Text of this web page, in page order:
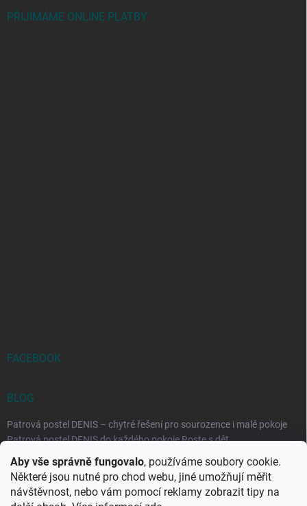
Aby vše správně fungovalo, používáme soubory cookie.
Některé jsou nutné pro chod webu, jiné umožňují měřit
návštěvnost, nebo vám pomocí reklamy zobrazit tipy na
PŘIJÍMÁME ONLINE PLATBY
FACEBOOK
BLOG
Patrová postel DENIS – chytré řešení pro sourozence i malé pokoje
Patrová postel DENIS do každého pokoje Roste s dět...
Rozkládací postele RELAX – ideální řešení pro malé prostory i
každodenní spaní
Rozkládací postel, která se přizpůsobí vašemu živo...